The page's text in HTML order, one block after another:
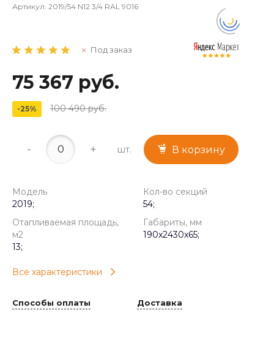
Артикул: 2019/54 N12 3/4 RAL 9016
Под заказ
75 367 руб.
-25% 100 490 руб.
- + шт. В корзину
Модель
2019;
Кол-во секций
54;
Отапливаемая площадь,
м2
13;
Габариты, мм
190x2430x65;
Все характеристики
Способы оплаты Доставка